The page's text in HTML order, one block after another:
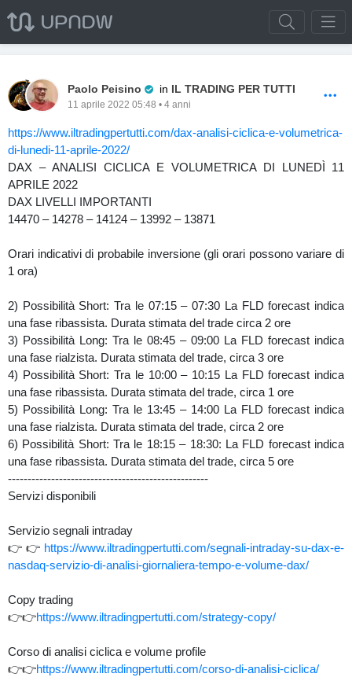
Paolo Peisino Pro Trader
in IL TRADING PER TUTTI
11 aprile 2022 05:48 • 4 anni
https://www.iltradingpertutti.com/dax-analisi-ciclica-e-volumetrica-
di-lunedi-11-aprile-2022/
DAX – ANALISI CICLICA E VOLUMETRICA DI LUNEDÌ 11
APRILE 2022
DAX LIVELLI IMPORTANTI
14470 – 14278 – 14124 – 13992 – 13871
Orari indicativi di probabile inversione (gli orari possono variare di
1 ora)
2) Possibilità Short: Tra le 07:15 – 07:30 La FLD forecast indica
una fase ribassista. Durata stimata del trade circa 2 ore
3) Possibilità Long: Tra le 08:45 – 09:00 La FLD forecast indica
una fase rialzista. Durata stimata del trade, circa 3 ore
4) Possibilità Short: Tra le 10:00 – 10:15 La FLD forecast indica
una fase ribassista. Durata stimata del trade, circa 1 ore
5) Possibilità Long: Tra le 13:45 – 14:00 La FLD forecast indica
una fase rialzista. Durata stimata del trade, circa 2 ore
6) Possibilità Short: Tra le 18:15 – 18:30: La FLD forecast indica
una fase ribassista. Durata stimata del trade, circa 5 ore
---------------------------------------------------
Servizi disponibili
Servizio segnali intraday
👉👉 https://www.iltradingpertutti.com/segnali-intraday-su-dax-e-
nasdaq-servizio-di-analisi-giornaliera-tempo-e-volume-dax/
Copy trading
👉👉https://www.iltradingpertutti.com/strategy-copy/
Corso di analisi ciclica e volume profile
👉👉https://www.iltradingpertutti.com/corso-di-analisi-ciclica/